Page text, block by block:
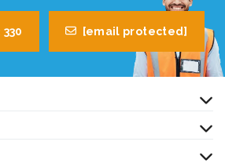
330 [email protected]